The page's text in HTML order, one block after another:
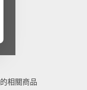
的相關商品